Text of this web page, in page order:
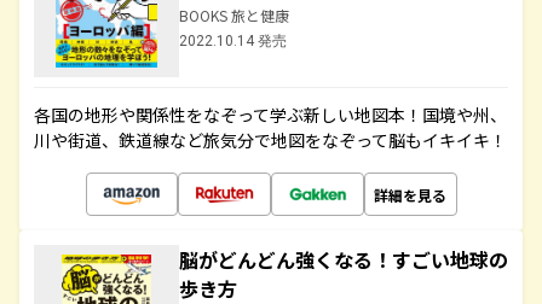
BOOKS 旅と健康
2022.10.14 発売
各国の地形や関係性をなぞって学ぶ新しい地図本！国境や州、
川や街道、鉄道線など旅気分で地図をなぞって脳もイキイキ！
詳細を見る
脳がどんどん強くなる！すごい地球の
歩き方